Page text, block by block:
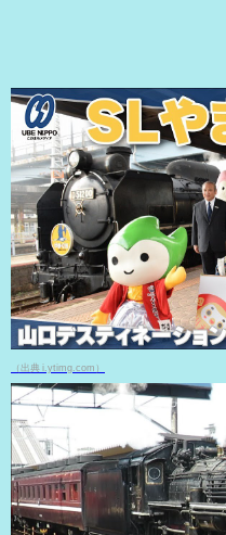
（出典 i.ytimg.com）